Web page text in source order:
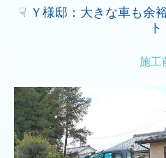
☟ Ｙ様邸：大きな車も余
ト
施工